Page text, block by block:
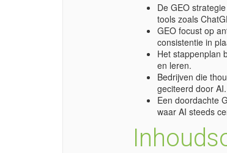
De GEO
tools zoals
GEO focust op
consistentie in
Het stappenplan
en leren.
Bedrijven die
geciteerd door AI.
Een doordachte
waar AI steeds